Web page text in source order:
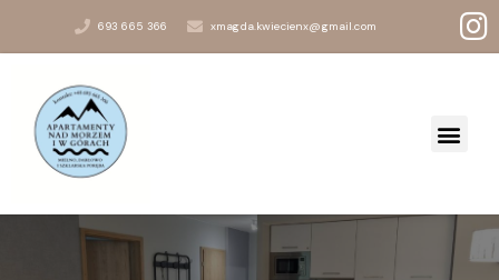
693 665 366 xmagda.kwiecienx@gmail.com